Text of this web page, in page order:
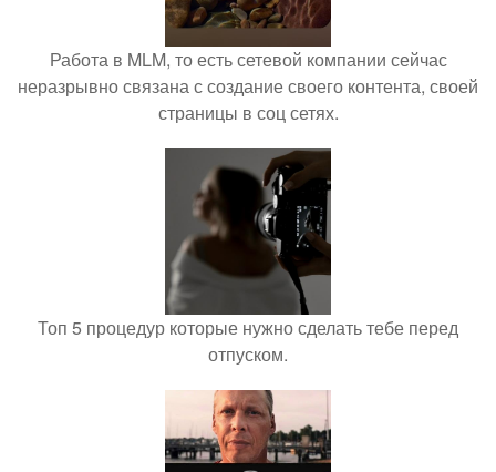
Работа в MLM, то есть сетевой компании сейчас
неразрывно связана с создание своего контента, своей
страницы в соц сетях.
Топ 5 процедур которые нужно сделать тебе перед
отпуском.